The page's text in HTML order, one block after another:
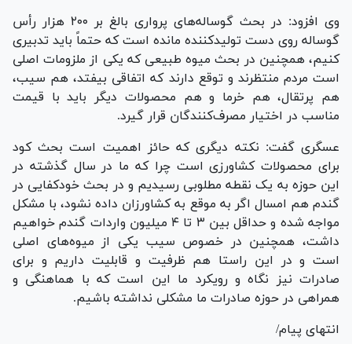
وی افزود: در بحث گوساله‌های پرواری بالغ بر ۲۰۰ هزار رأس
گوساله روی دست تولیدکننده مانده است که حتماً باید تدبیری
کنیم، همچنین در بحث میوه طبیعی که یکی از ملزومات اصلی
است مردم منتظرند و توقع دارند که اتفاقی بیفتد، هم سیب،
هم پرتقال، هم خرما و هم محصولات دیگر باید با قیمت
مناسب در اختیار مصرف‌کنندگان قرار گیرد.
عسگری گفت: نکته دیگری که حائز اهمیت است بحث کود
برای محصولات کشاورزی است چرا که ما در سال گذشته در
این حوزه به یک نقطه مطلوبی رسیدیم و در بحث خودکفایی در
گندم هم امسال اگر به موقع به کشاورزان داده نشود، با مشکل
مواجه شده و حداقل بین ۳ تا ۴ میلیون واردات گندم خواهیم
داشت، همچنین در خصوص سیب یکی از میوه‌های اصلی
است و در این راستا هم ظرفیت و قابلیت داریم و برای
صادرات نیز نگاه و رویکرد ما این است که با هماهنگی و
همراهی در حوزه صادرات ما مشکلی نداشته باشیم.
انتهای پیام/